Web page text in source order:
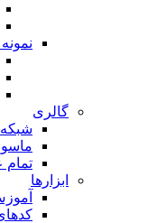
گالری
ابزارها